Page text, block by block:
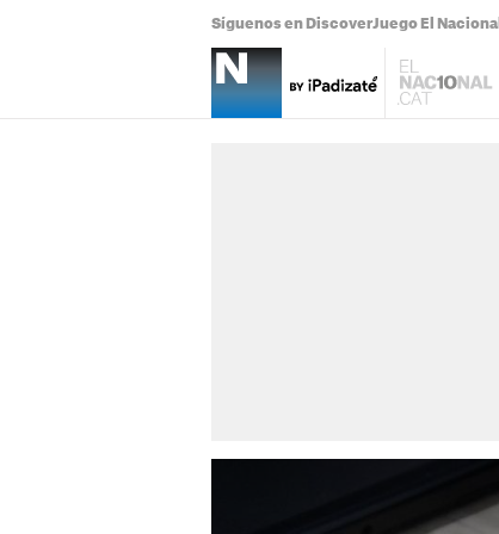
Síguenos en DiscoverJuego El Nacional